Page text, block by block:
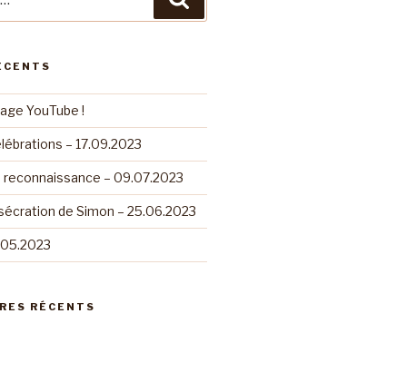
YouTube !
– 17.09.2023
– 09.07.2023
de Simon – 25.06.2023
RÉCENTS